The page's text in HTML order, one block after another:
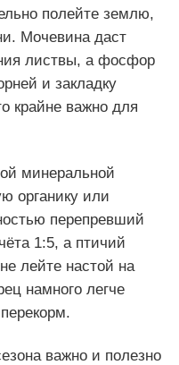
полейте землю,
Мочевина даст
листвы, а фосфор
и закладку
крайне важно для
минеральной
органику или
перепревший
1:5, а птичий
лейте настой на
намного легче
важно и полезно